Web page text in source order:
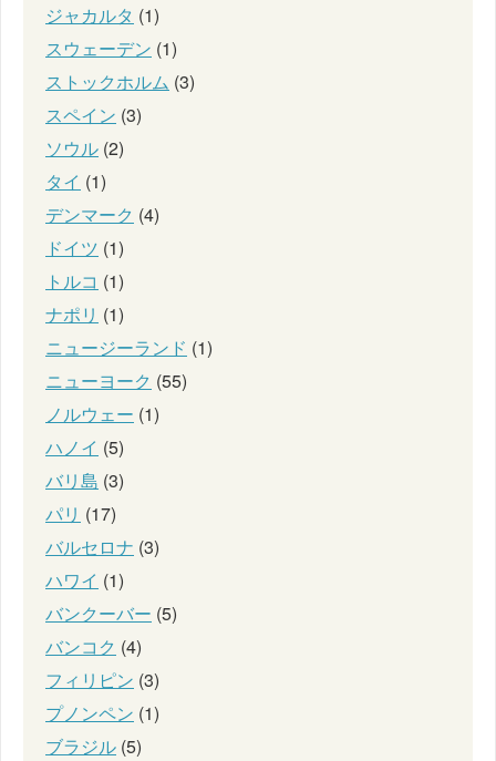
ジャカルタ (1)
スウェーデン (1)
ストックホルム (3)
スペイン (3)
ソウル (2)
タイ (1)
デンマーク (4)
ドイツ (1)
トルコ (1)
ナポリ (1)
ニュージーランド (1)
ニューヨーク (55)
ノルウェー (1)
ハノイ (5)
バリ島 (3)
パリ (17)
バルセロナ (3)
ハワイ (1)
バンクーバー (5)
バンコク (4)
フィリピン (3)
プノンペン (1)
ブラジル (5)